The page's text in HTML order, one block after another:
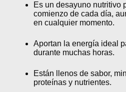
Es un desayuno nutritivo
comienzo de cada día,
en cualquier momento.
Aportan la energía ideal
durante muchas horas.
Están llenos de sabor,
proteínas y nutrientes.